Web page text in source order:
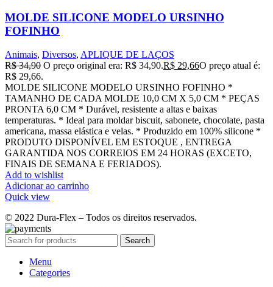
MOLDE SILICONE MODELO URSINHO
FOFINHO
Animais, Diversos, APLIQUE DE LAÇOS
R$34,90 O preço original era: R$ 34,90.R$ 29,66O preço atual é:
R$ 29,66.
MOLDE SILICONE MODELO URSINHO FOFINHO *
TAMANHO DE CADA MOLDE 10,0 CM X 5,0 CM * PEÇAS
PRONTA 6,0 CM * Durável, resistente a altas e baixas
temperaturas. * Ideal para moldar biscuit, sabonete, chocolate, pasta
americana, massa elástica e velas. * Produzido em 100% silicone *
PRODUTO DISPONÍVEL EM ESTOQUE , ENTREGA
GARANTIDA NOS CORREIOS EM 24 HORAS (EXCETO,
FINAIS DE SEMANA E FERIADOS).
Add to wishlist
Adicionar ao carrinho
Quick view
© 2022 Dura-Flex – Todos os direitos reservados.
Search
Menu
Categories